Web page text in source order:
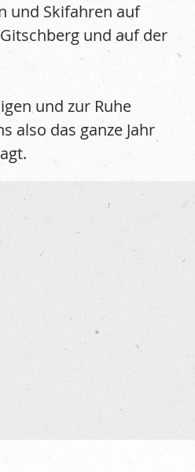
und Skifahren auf
und auf der
und zur Ruhe
also das ganze Jahr